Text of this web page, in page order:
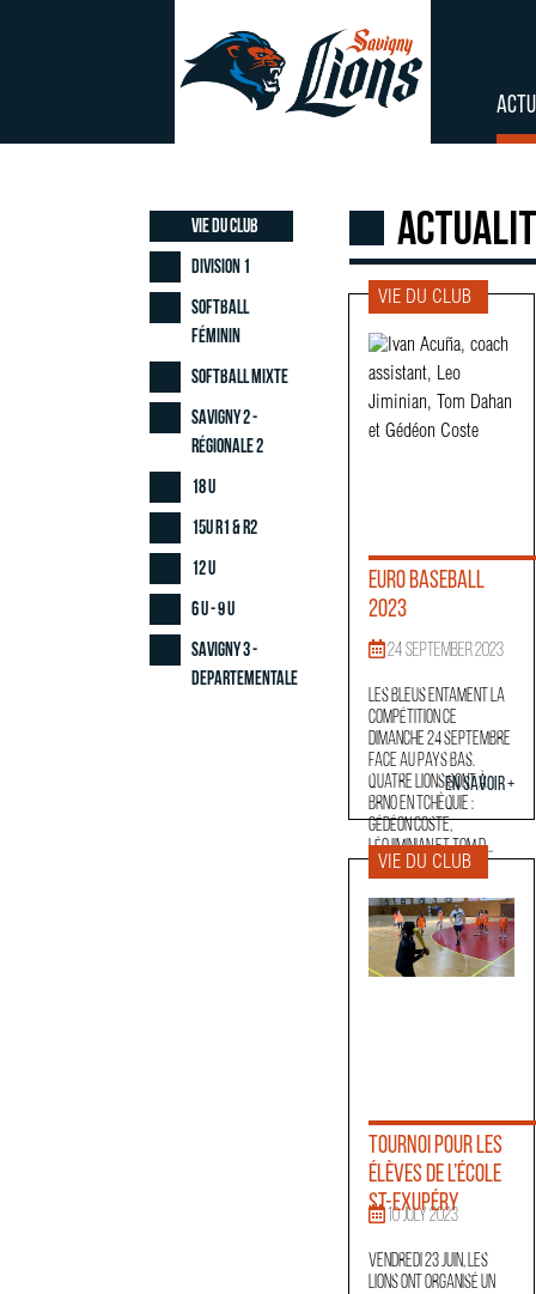
VIE DU CLUB
Euro Baseball
2023
24 September 2023
Les Bleus entament la
compétition ce
dimanche 24 septembre
face au Pays Bas.
Quatre Lions sont à
Brno en Tchèquie :
Gédéon Coste,
LéoJiminian et Tom D...
En savoir +
VIE DU CLUB
Tournoi pour les
élèves de l’école
St-Exupéry
10 July 2023
Vendredi 23 juin, les
Lions ont organisé un
Vie du club
Division 1
Softball
Féminin
Softball Mixte
Savigny 2 -
Régionale 2
18 U
15U R1 & R2
12 U
6 U - 9 U
Savigny 3 -
Departementale